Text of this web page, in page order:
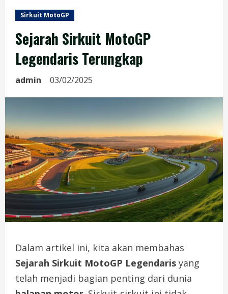
Sirkuit MotoGP
Sejarah Sirkuit MotoGP
Legendaris Terungkap
admin 03/02/2025
Dalam artikel ini, kita akan membahas
Sejarah Sirkuit MotoGP Legendaris yang
telah menjadi bagian penting dari dunia